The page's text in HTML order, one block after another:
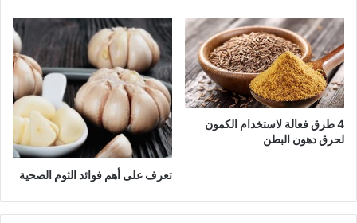
4 طرق فعالة لاستخدام الكمون
لحرق دهون البطن
تعرف على أهم فوائد الثوم الصحية